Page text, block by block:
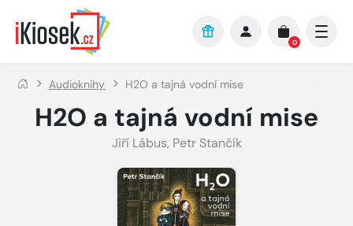
Přejít na hlavní obsah
0
Audioknihy H2O a tajná vodní mise
H2O a tajná vodní mise
Jiří Lábus, Petr Stančík